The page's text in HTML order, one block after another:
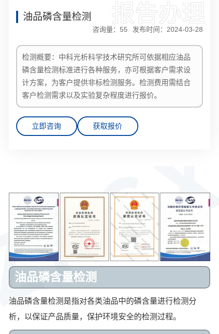
报告办理
油品磷含量检测
发布时间：2024-03-28
咨询量： 55
检测概要：中科光析科学技术研究所可依据相应油品
磷含量检测标准进行各种服务，亦可根据客户需求设
计方案，为客户提供非标检测服务。检测费用需结合
客户检测需求以及实验复杂程度进行报价。
立即咨询 获取报价
油品磷含量检测
油品磷含量检测是指对各类油品中的磷含量进行检测分
析，以保证产品质量，保护环境安全的检测过程。